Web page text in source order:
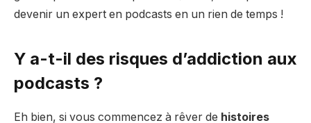
devenir un expert en podcasts en un rien de temps !
Y a-t-il des risques d’addiction aux
podcasts ?
Eh bien, si vous commencez à rêver de histoires